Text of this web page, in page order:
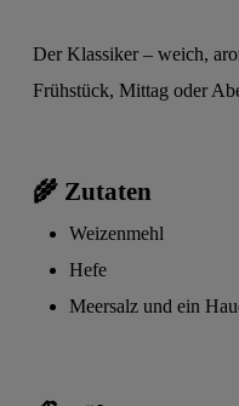
Der Klassiker – weich,
Frühstück, Mittag oder
🌾 Zutaten
Weizenmehl
Hefe
Meersalz und ein